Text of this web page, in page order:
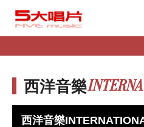
西洋音樂
西洋音樂